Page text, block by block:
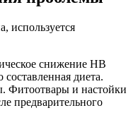
используется
снижение НВ
диета.
Фитоотвары и настойки
предварительного